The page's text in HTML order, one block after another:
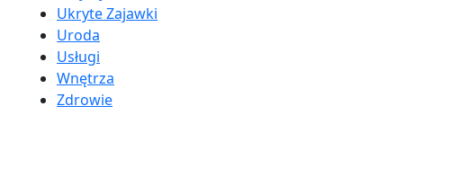
Ukryte Zajawki
Uroda
Usługi
Wnętrza
Zdrowie